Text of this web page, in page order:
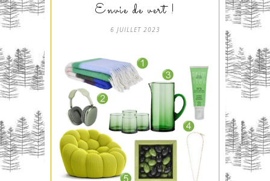
Envie de vert !
6 JUILLET 2023